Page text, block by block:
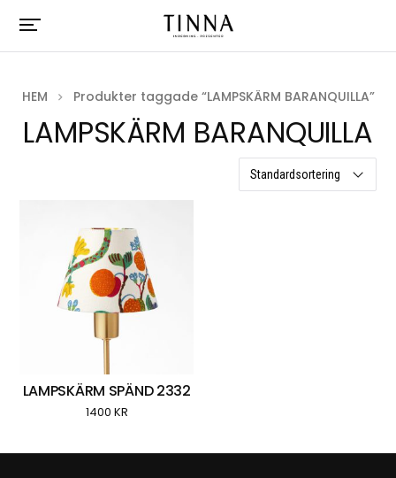
HEM Produkter taggade “LAMPSKÄRM BARANQUILLA”
LAMPSKÄRM BARANQUILLA
LAMPSKÄRM SPÄND 2332
1400 KR